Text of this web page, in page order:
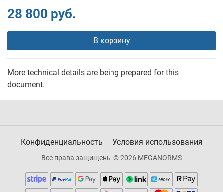
28 800 руб.
В корзину
More technical details are being prepared for this
document.
Конфиденциальность Условия использования
Все права защищены © 2026 MEGANORMS